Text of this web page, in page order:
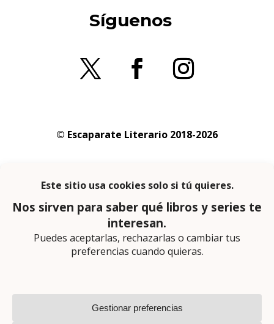
Síguenos
© Escaparate Literario 2018-2026
privacidad
En calidad de afiliado de Amazon obtengo
ingresos por las compras adscritas que